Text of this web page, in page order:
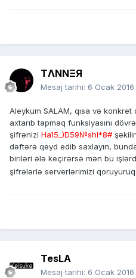
TΛNNΞЯ
Mesaj tarihi: 6 Ocak 2016
Aleykum SALAM, qısa və
axtarıb tapmaq funksiyasını
şifrənizi Ha15_)D59№shl*8#
dəftərə qeyd edib saxlayın,
biriləri ələ keçirərsə mən bu
şifrələrlə serverlərimizi qoruyuruq.
TesLA
Mesaj tarihi: 6 Ocak 2016